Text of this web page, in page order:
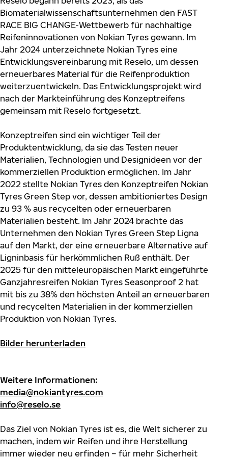
Biomaterialwissenschaftsunternehmen den FAST
RACE BIG CHANGE-Wettbewerb für nachhaltige
Reifeninnovationen von Nokian Tyres gewann. Im
Jahr 2024 unterzeichnete Nokian Tyres eine
Entwicklungsvereinbarung mit Reselo, um dessen
erneuerbares Material für die Reifenproduktion
weiterzuentwickeln. Das Entwicklungsprojekt wird
nach der Markteinführung des Konzeptreifens
gemeinsam mit Reselo fortgesetzt.
Konzeptreifen sind ein wichtiger Teil der
Produktentwicklung, da sie das Testen neuer
Materialien, Technologien und Designideen vor der
kommerziellen Produktion ermöglichen. Im Jahr
2022 stellte Nokian Tyres den Konzeptreifen Nokian
Tyres Green Step vor, dessen ambitioniertes Design
zu 93 % aus recycelten oder erneuerbaren
Materialien besteht. Im Jahr 2024 brachte das
Unternehmen den Nokian Tyres Green Step Ligna
auf den Markt, der eine erneuerbare Alternative auf
Ligninbasis für herkömmlichen Ruß enthält. Der
2025 für den mitteleuropäischen Markt eingeführte
Ganzjahresreifen Nokian Tyres Seasonproof 2 hat
mit bis zu 38% den höchsten Anteil an erneuerbaren
und recycelten Materialien in der kommerziellen
Produktion von Nokian Tyres.
Bilder herunterladen
Weitere Informationen:
media@nokiantyres.com
info@reselo.se
Das Ziel von Nokian Tyres ist es, die Welt sicherer zu
machen, indem wir Reifen und ihre Herstellung
immer wieder neu erfinden – für mehr Sicherheit